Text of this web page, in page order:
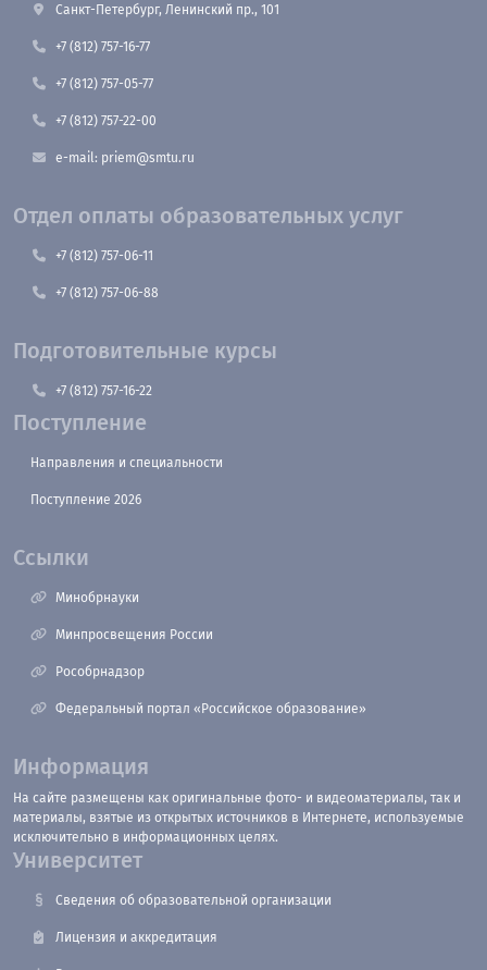
Санкт-Петербург, Ленинский пр., 101
+7 (812) 757-16-77
+7 (812) 757-05-77
+7 (812) 757-22-00
e-mail: priem@smtu.ru
Отдел оплаты образовательных услуг
+7 (812) 757-06-11
+7 (812) 757-06-88
Подготовительные курсы
+7 (812) 757-16-22
Поступление
Направления и специальности
Поступление 2026
Ссылки
Минобрнауки
Минпросвещения России
Рособрнадзор
Федеральный портал «Российское образование»
Информация
На сайте размещены как оригинальные фото- и видеоматериалы, так и
материалы, взятые из открытых источников в Интернете, используемые
исключительно в информационных целях.
Университет
Сведения об образовательной организации
Лицензия и аккредитация